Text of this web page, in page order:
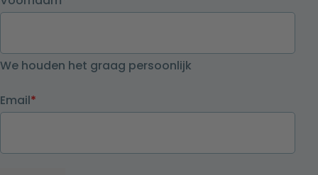
We houden het graag persoonlijk
Email*